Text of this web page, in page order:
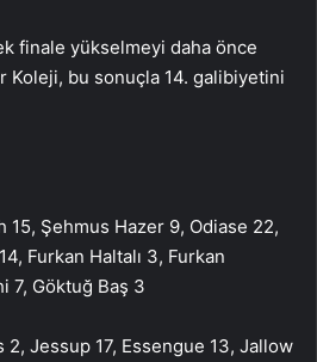
finale yükselmeyi daha önce
Koleji, bu sonuçla 14. galibiyetini
15, Şehmus Hazer 9, Odiase 22,
Furkan Haltalı 3, Furkan
7, Göktuğ Baş 3
2, Jessup 17, Essengue 13, Jallow